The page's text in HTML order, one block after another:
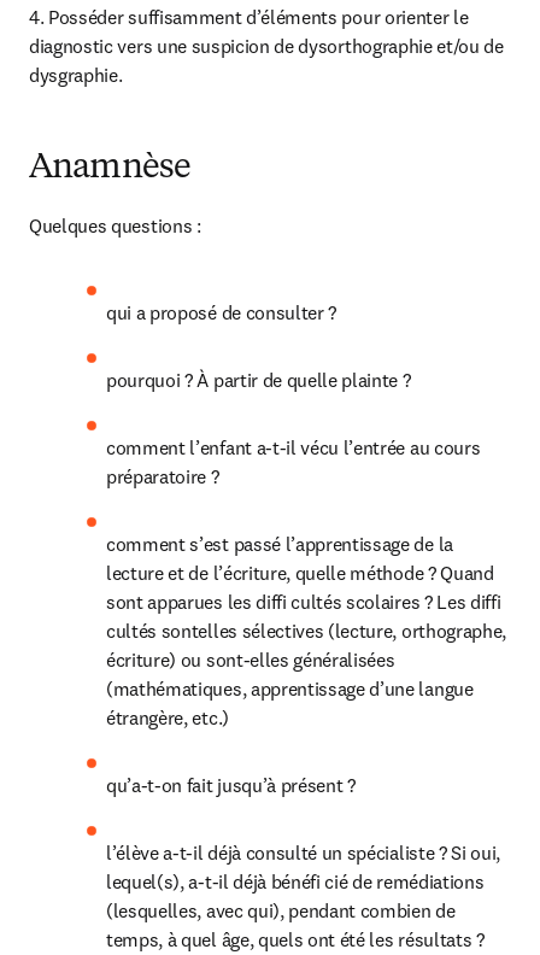
4. Posséder suffisamment d’éléments pour orienter le
diagnostic vers une suspicion de dysorthographie et/ou de
dysgraphie.
Anamnèse
Quelques questions :
qui a proposé de consulter ?
pourquoi ? À partir de quelle plainte ?
comment l’enfant a-t-il vécu l’entrée au cours
préparatoire ?
comment s’est passé l’apprentissage de la
lecture et de l’écriture, quelle méthode ? Quand
sont apparues les diffi cultés scolaires ? Les diffi
cultés sontelles sélectives (lecture, orthographe,
écriture) ou sont-elles généralisées
(mathématiques, apprentissage d’une langue
étrangère, etc.)
qu’a-t-on fait jusqu’à présent ?
l’élève a-t-il déjà consulté un spécialiste ? Si oui,
lequel(s), a-t-il déjà bénéfi cié de remédiations
(lesquelles, avec qui), pendant combien de
temps, à quel âge, quels ont été les résultats ?